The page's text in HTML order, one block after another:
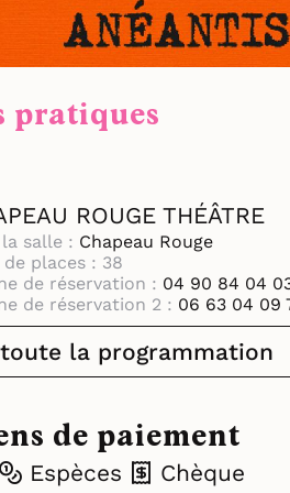
pratiques
ROUGE THÉÂTRE
salle : Chapeau Rouge
places : 38
de réservation : 04 90 84 04
de réservation 2 : 06 63 04 09
la programmation
de paiement
Espèces Chèque